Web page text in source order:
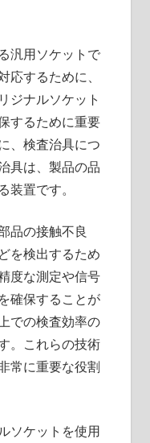
汎用ソケットで
するために、
ジナルソケット
するために重要
、検査治具につ
具は、製品の品
置です。
品の接触不良
を検出するため
度な測定や信号
確保することが
での検査効率の
。これらの技術
常に重要な役割
ソケットを使用